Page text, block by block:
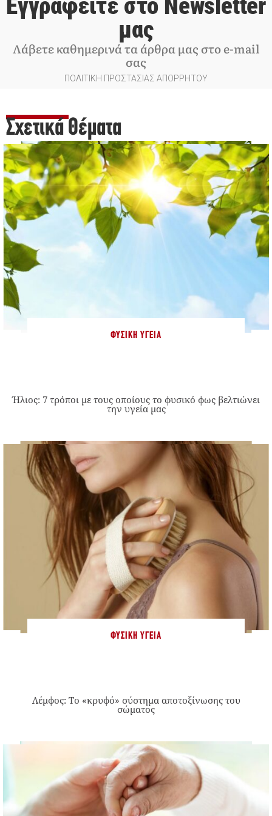
Εγγραφείτε στο Newsletter
μας
Λάβετε καθημερινά τα άρθρα μας στο e-mail
σας
ΠΟΛΙΤΙΚΗ ΠΡΟΣΤΑΣΙΑΣ ΑΠΟΡΡΗΤΟΥ
Σχετικά Θέματα
ΦΥΣΙΚΉ ΥΓΕΊΑ
Ήλιος: 7 τρόποι με τους οποίους το φυσικό φως βελτιώνει
την υγεία μας
ΦΥΣΙΚΉ ΥΓΕΊΑ
Λέμφος: Το «κρυφό» σύστημα αποτοξίνωσης του
σώματος